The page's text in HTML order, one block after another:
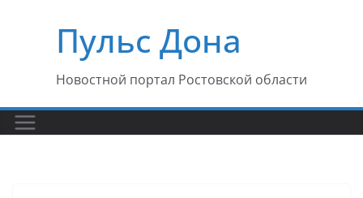
содержимомуПульс Дона
Новостной портал Ростовской области